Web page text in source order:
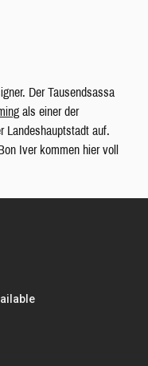
Der Tausendsassa
als einer der
Landeshauptstadt auf.
Iver kommen hier voll